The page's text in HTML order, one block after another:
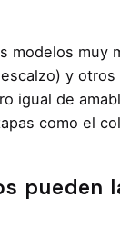
modelos muy
y otros
igual de
como el
pueden